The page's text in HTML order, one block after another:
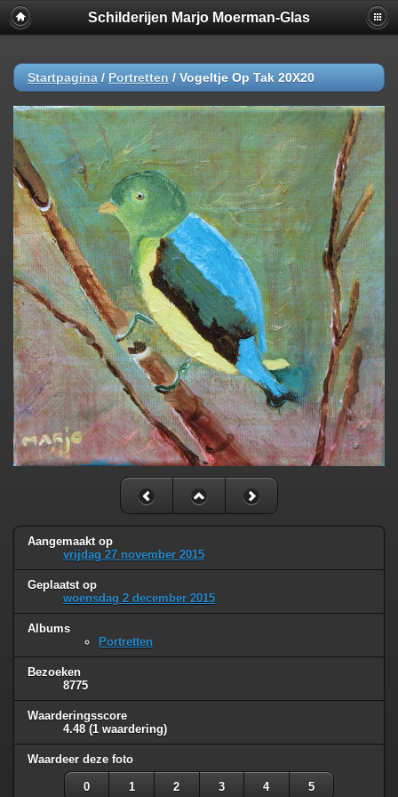
Schilderijen Marjo Moerman-Glas
Startpagina / Portretten / Vogeltje Op Tak 20X20
Aangemaakt op
vrijdag 27 november 2015
Geplaatst op
woensdag 2 december 2015
Albums
Portretten
Bezoeken
8775
Waarderingsscore
4.48 (1 waardering)
Waardeer deze foto
0 1 2 3 4 5